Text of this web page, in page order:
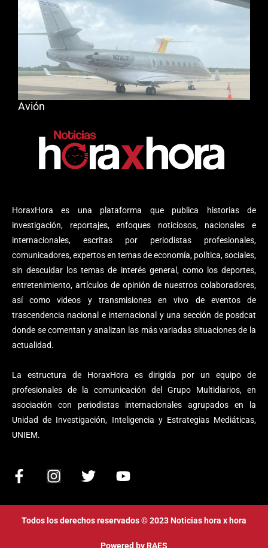
HoraxHora es una plataforma que publica historias de
investigación, reportajes, enfoques noticiosos, nacionales e
internacionales, escritas por periodistas profesionales,
comunicadores, expertos en temas de economía, política, sociales,
sin descuidar los temas de interés general, como los deportes,
entretenimiento, artículos de opinión de nuestros colaboradores,
así como videos y transmisiones en vivo de eventos de
trascendencia nacional e internacional y una sección de posdcat
donde se comentan y analizan las más variadas situaciones de la
actualidad.
La estructura de HoraxHora es dirigida por un equipo de
profesionales de la comunicación del Grupo Multidiarios, en
asociación con periodistas internacionales agrupados en la
Unidad de Investigación, Inteligencia y Estrategias Mediáticas,
UNIEM.
F
c
e
I
s
t
T
i
t
Y
u
t
Avión
Todos los derechos reservados © 2023 Noticias hora x hora
Powered byRAES